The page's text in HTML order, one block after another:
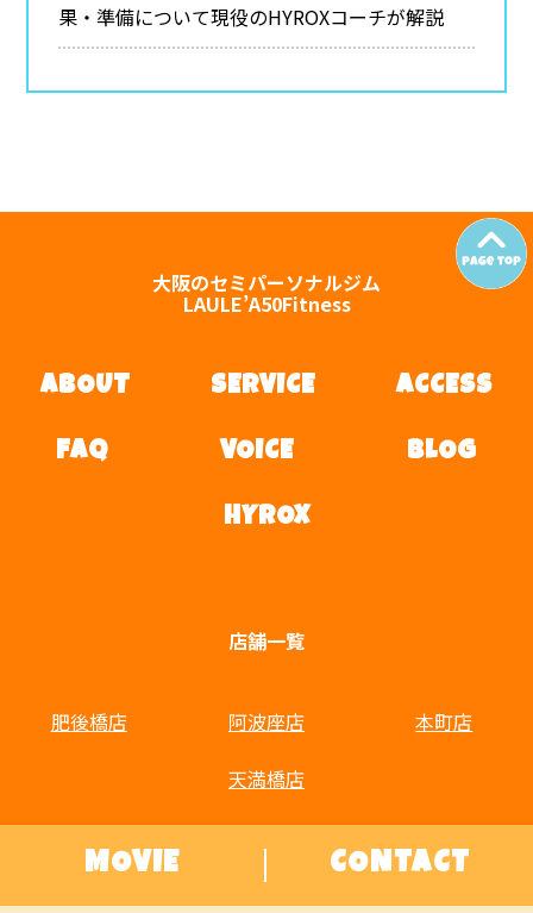
果・準備について現役のHYROXコーチが解説
大阪のセミパーソナルジム
LAULE’A50Fitness
ABOUT SERVICE ACCESS
FAQ VOICE BLOG
HYROX
店舗一覧
肥後橋店 阿波座店
本町店
天満橋店
MOVIE CONTACT